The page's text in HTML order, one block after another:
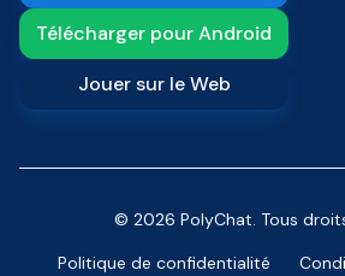
Télécharger pour Android
Jouer sur le Web
© 2026 PolyChat. Tous
Politique de confidentialité